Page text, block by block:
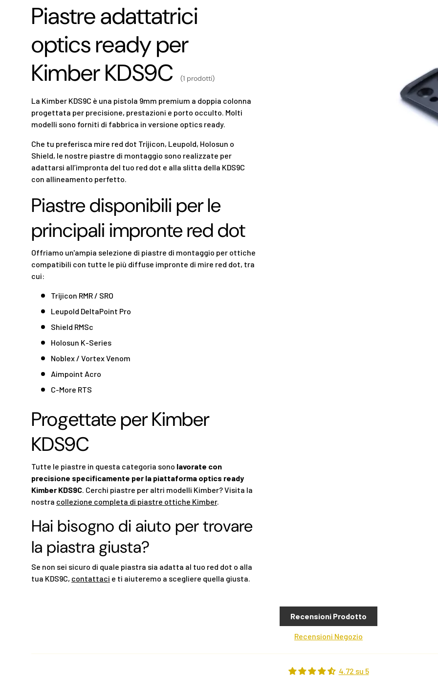
Piastre adattatrici
optics ready per
Kimber KDS9C
(1 prodotti)
La Kimber KDS9C è una pistola 9mm premium a doppia colonna
progettata per precisione, prestazioni e porto occulto. Molti
modelli sono forniti di fabbrica in versione optics ready.
Che tu preferisca mire red dot Trijicon, Leupold, Holosun o
Shield, le nostre piastre di montaggio sono realizzate per
adattarsi all’impronta del tuo red dot e alla slitta della KDS9C
con allineamento perfetto.
Piastre disponibili per le
principali impronte red dot
Offriamo un'ampia selezione di piastre di montaggio per ottiche
compatibili con tutte le più diffuse impronte di mire red dot, tra
cui:
Trijicon RMR / SRO
Leupold DeltaPoint Pro
Shield RMSc
Holosun K-Series
Noblex / Vortex Venom
Aimpoint Acro
C-More RTS
Progettate per Kimber
KDS9C
Tutte le piastre in questa categoria sono lavorate con
precisione specificamente per la piattaforma optics ready
Kimber KDS9C. Cerchi piastre per altri modelli Kimber? Visita la
nostra collezione completa di piastre ottiche Kimber.
Hai bisogno di aiuto per trovare
la piastra giusta?
Se non sei sicuro di quale piastra sia adatta al tuo red dot o alla
tua KDS9C, contattaci e ti aiuteremo a scegliere quella giusta.
Recensioni Prodotto
Recensioni Negozio
4.72 su 5